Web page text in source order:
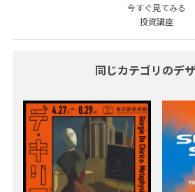
今すぐ見てみる
投資講座
同じカテゴリのデ